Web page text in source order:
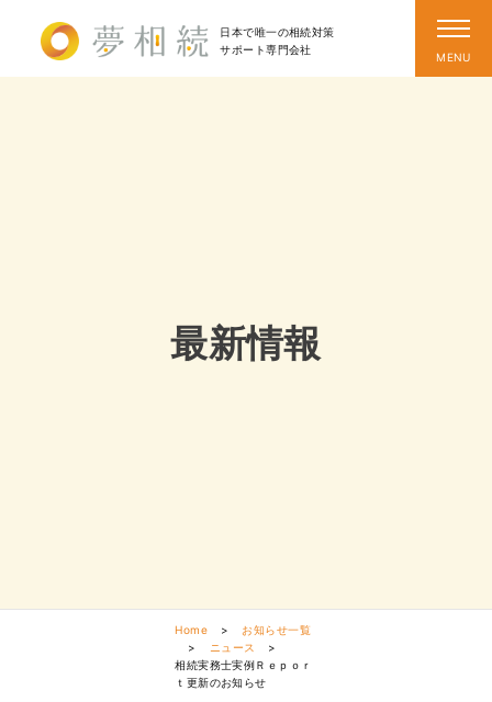
日本で唯一の相続対策
サポート専門会社
最新情報
Home >
お知らせ一覧
>
ニュース
>
相続実務士実例Ｒｅｐｏｒ
ｔ更新のお知らせ